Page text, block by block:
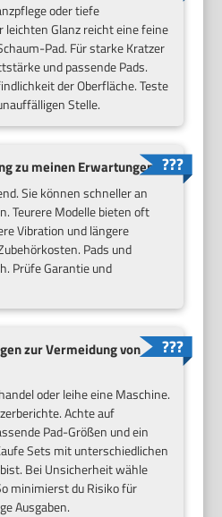
oder tiefe
leichten Glanz reicht eine feine
Pad. Für starke Kratzer
und passende Pads.
der Oberfläche. Teste
Stelle.
zu meinen Erwartungen?
Sie können schneller an
Teurere Modelle bieten oft
Vibration und längere
Pads und
Prüfe Garantie und
zur Vermeidung von
oder leihe eine Maschine.
Achte auf
Pad-Größen und ein
Sets mit unterschiedlichen
Bei Unsicherheit wähle
minimierst du Risiko für
Ausgaben.